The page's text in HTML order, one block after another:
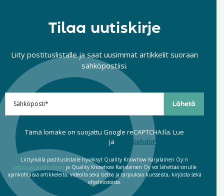
Tilaa uutiskirje
Liity postituslistalle ja saat uusimmat artikkelit suoraan
sähköpostiisi.
Tämä lomake on suojattu Google reCAPTCHA:lla. Lue
ja käyttöehdot.
Liittymällä postituslistalle hyväksyt Quality Knowhow Karjalainen Oy:n
tietosuojaselosteen ja Quality Knowhow Karjalainen Oy voi lähettää sinulle
ajankohtaisia artikkeleita, videoita sekä tietoa ja tarjouksia kursseista, kirjoista sekä
ohjelmistoista.